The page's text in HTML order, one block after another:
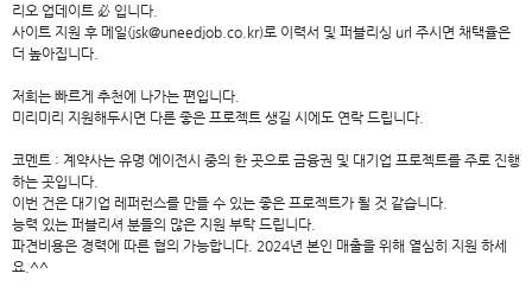
리오 업데이트 必 입니다.
사이트 지원 후 메일(jsk@uneedjob.co.kr)로 이력서 및 퍼블리싱 url 주시면 채택율은
더 높아집니다.
저희는 빠르게 추천에 나가는 편입니다.
미리미리 지원해두시면 다른 좋은 프로젝트 생길 시에도 연락 드립니다.
코멘트 : 계약사는 유명 에이전시 중의 한 곳으로 금융권 및 대기업 프로젝트를 주로 진행
하는 곳입니다.
이번 건은 대기업 레퍼런스를 만들 수 있는 좋은 프로젝트가 될 것 같습니다.
능력 있는 퍼블리셔 분들의 많은 지원 부탁 드립니다.
파견비용은 경력에 따른 협의 가능합니다. 2024년 본인 매출을 위해 열심히 지원 하세
요.^^